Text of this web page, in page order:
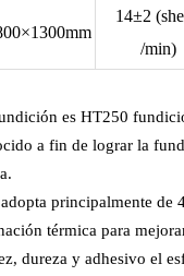
14±2
/min)
es HT250
a fin de lograr la
principalmente de
térmica para
dureza y adhesivo el